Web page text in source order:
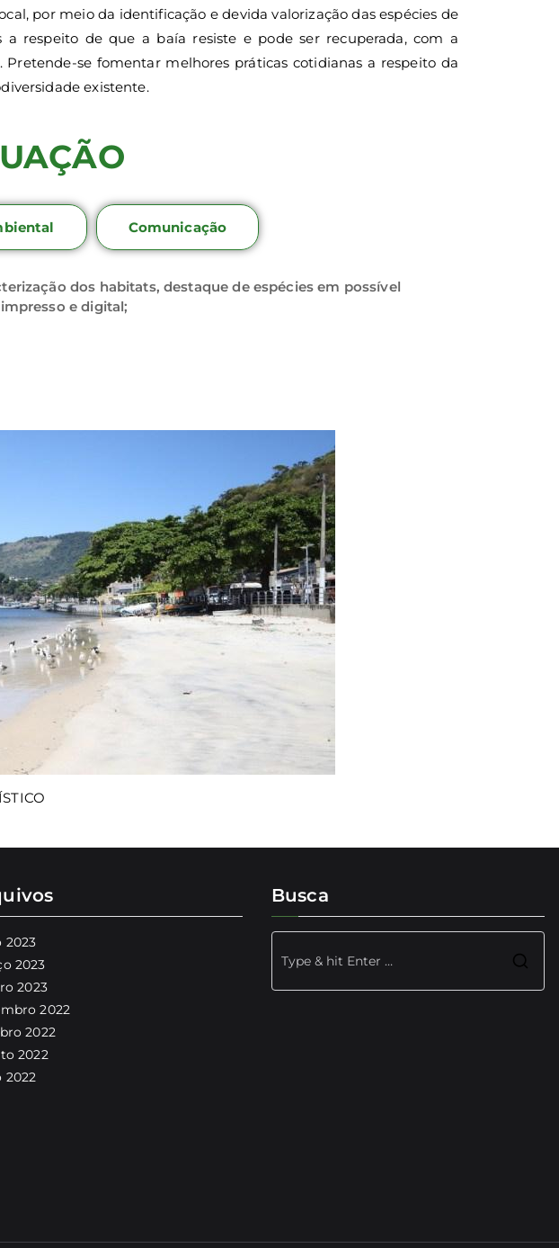
por meio da identificação e devida valorização das espécies de
respeito de que a baía resiste e pode ser recuperada, com a
se fomentar melhores práticas cotidianas a respeito da
existente.
Comunicação
dos habitats, destaque de espécies em possível
e digital;
2023
2023
2023
2022
2022
2022
2022
Busca